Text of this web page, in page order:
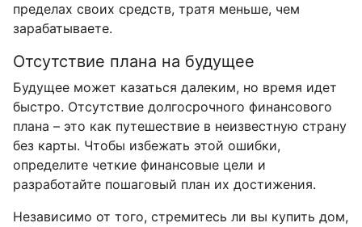
пределах своих средств, тратя меньше, чем
зарабатываете.
Отсутствие плана на будущее
Будущее может казаться далеким, но время идет
быстро. Отсутствие долгосрочного финансового
плана – это как путешествие в неизвестную страну
без карты. Чтобы избежать этой ошибки,
определите четкие финансовые цели и
разработайте пошаговый план их достижения.
Независимо от того, стремитесь ли вы купить дом,